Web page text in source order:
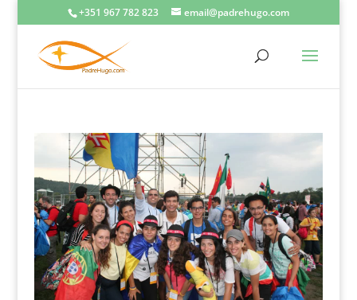
+351 967 782 823 email@padrehugo.com